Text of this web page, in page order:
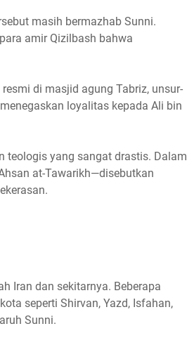
masih bermazhab Sunni.
amir Qizilbash bahwa
di masjid agung Tabriz, unsur-
loyalitas kepada Ali bin
teologis yang sangat drastis. Dalam
at-Tawarikh—disebutkan
Iran dan sekitarnya. Beberapa
seperti Shirvan, Yazd, Isfahan,
Sunni.